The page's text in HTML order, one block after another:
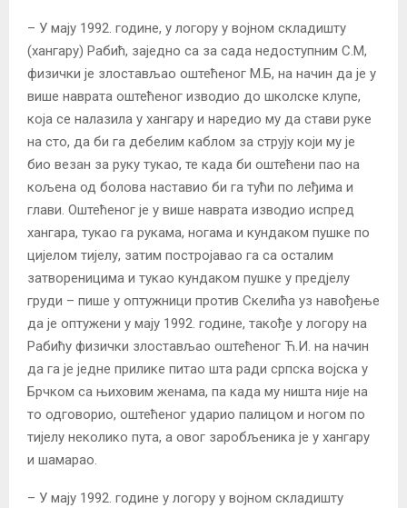
– У мају 1992. године, у логору у војном складишту
(хангару) Рабић, заједно са за сада недоступним С.М,
физички је злостављао оштећеног М.Б, на начин да је у
више наврата оштећеног изводио до школске клупе,
која се налазила у хангару и наредио му да стави руке
на сто, да би га дебелим каблом за струју који му је
био везан за руку тукао, те када би оштећени пао на
кољена од болова наставио би га тући по леђима и
глави. Оштећеног је у више наврата изводио испред
хангара, тукао га рукама, ногама и кундаком пушке по
цијелом тијелу, затим постројавао га са осталим
затвореницима и тукао кундаком пушке у предјелу
груди – пише у оптужници против Скелића уз навођење
да је оптужени у мају 1992. године, такође у логору на
Рабићу физички злостављао оштећеног Ћ.И. на начин
да га је једне прилике питао шта ради српска војска у
Брчком са њиховим женама, па када му ништа није на
то одговорио, оштећеног ударио палицом и ногом по
тијелу неколико пута, а овог заробљеника је у хангару
и шамарао.
– У мају 1992. године у логору у војном складишту